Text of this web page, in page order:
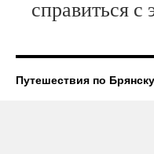
справиться с
Путешествия по